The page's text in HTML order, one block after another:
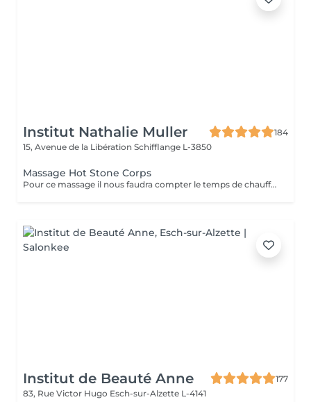
Institut Nathalie Muller
184
15, Avenue de la Libération Schifflange L-3850
Massage Hot Stone Corps
Pour ce massage il nous faudra compter le temps de chauffe de l'appareil alors prenez rendez vous à partir de 9h30 pour les soins le matin.
Institut de Beauté Anne
177
83, Rue Victor Hugo Esch-sur-Alzette L-4141